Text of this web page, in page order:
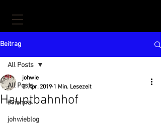
Beitrag
All Posts
#vienna
johwieblog
All Posts
Hauptbahnhof
johwie
5. Apr. 2019 1 Min. Lesezeit